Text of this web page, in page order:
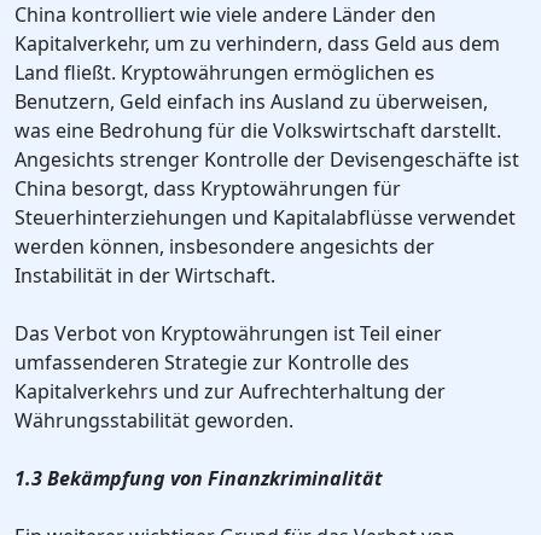
China kontrolliert wie viele andere Länder den
Kapitalverkehr, um zu verhindern, dass Geld aus dem
Land fließt. Kryptowährungen ermöglichen es
Benutzern, Geld einfach ins Ausland zu überweisen,
was eine Bedrohung für die Volkswirtschaft darstellt.
Angesichts strenger Kontrolle der Devisengeschäfte ist
China besorgt, dass Kryptowährungen für
Steuerhinterziehungen und Kapitalabflüsse verwendet
werden können, insbesondere angesichts der
Instabilität in der Wirtschaft.
Das Verbot von Kryptowährungen ist Teil einer
umfassenderen Strategie zur Kontrolle des
Kapitalverkehrs und zur Aufrechterhaltung der
Währungsstabilität geworden.
1.3 Bekämpfung von Finanzkriminalität